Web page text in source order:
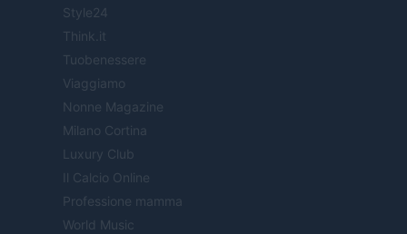
Style24
Think.it
Tuobenessere
Viaggiamo
Nonne Magazine
Milano Cortina
Luxury Club
Il Calcio Online
Professione mamma
World Music